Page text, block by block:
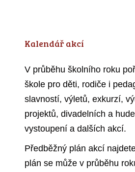
Kalendář akcí
V průběhu školního roku
škole pro děti, rodiče i
slavností, výletů, exkurzí,
projektů, divadelních a
vystoupení a dalších akcí.
Předběžný plán akcí
plán se může v průběhu